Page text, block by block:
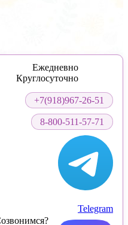
Ежедневно
Круглосуточно
+7(918)967-26-51
8-800-511-57-71
Telegram